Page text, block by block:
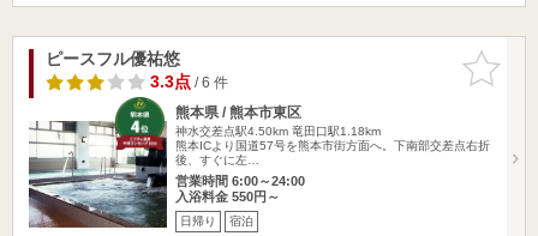
お気に入
りに追加
ピースフル優祐悠
3.3点/ 6 件
熊本県 / 熊本市東区
神水交差点駅4.50km 竜田口駅1.18km
熊本ICより国道57号を熊本市街方面へ。下南部交差点右折
後、すぐに左…
営業時間 6:00～24:00
入浴料金 550円～
日帰り 宿泊